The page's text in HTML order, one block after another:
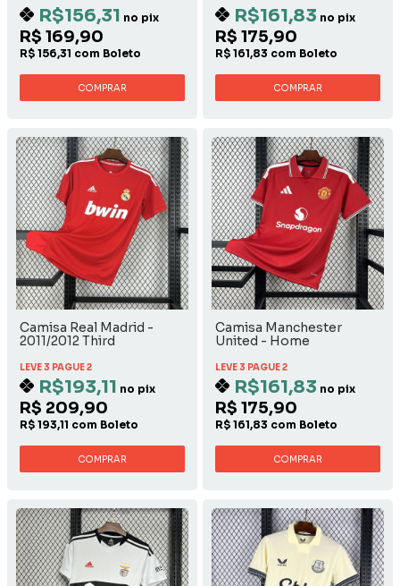
R$156,31 no pix
R$ 169,90
R$ 156,31 com Boleto
COMPRAR
R$161,83 no pix
R$ 175,90
R$ 161,83 com Boleto
COMPRAR
Camisa Real Madrid -
2011/2012 Third
LEVE 3 PAGUE 2
R$193,11 no pix
R$ 209,90
R$ 193,11 com Boleto
COMPRAR
Camisa Manchester
United - Home
LEVE 3 PAGUE 2
R$161,83 no pix
R$ 175,90
R$ 161,83 com Boleto
COMPRAR